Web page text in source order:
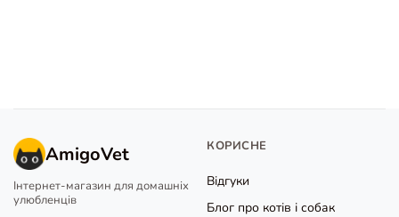
AmigoVet
Інтернет-магазин для домашніх
улюбленців
КОРИСНЕ
Відгуки
Блог про котів і собак